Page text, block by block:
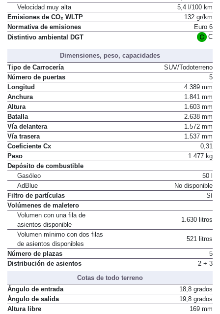
Velocidad alta
4,3 l/100 km
Velocidad muy alta
5,4 l/100 km
Emisiones de CO₂ WLTP
132 gr/km
Normativa de emisiones
Euro 6
Dimensiones, peso, capacidades
Tipo de Carrocería
SUV/Todoterreno
Número de puertas
5
Longitud
4.389 mm
Anchura
1.841 mm
Altura
1.603 mm
Batalla
2.638 mm
Vía delantera
1.572 mm
Vía trasera
1.537 mm
Coeficiente Cx
0,31
Peso
Depósito de combustible
Gasóleo
50 l
AdBlue
No disponible
Filtro de partículas
Volúmenes de maletero
Volumen con una fila de
asientos disponible
Volumen mínimo con dos filas
de asientos disponibles
Número de plazas
5
Cotas de todo terreno
Ángulo de entrada
18,8 grados
Ángulo de salida
19,8 grados